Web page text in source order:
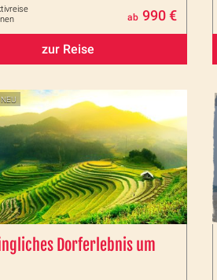
ab 990 €
zur Reise
NEU
Dorferlebnis um